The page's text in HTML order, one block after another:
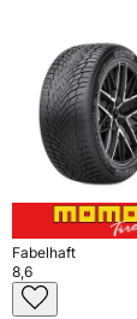
Fabelhaft
8,6